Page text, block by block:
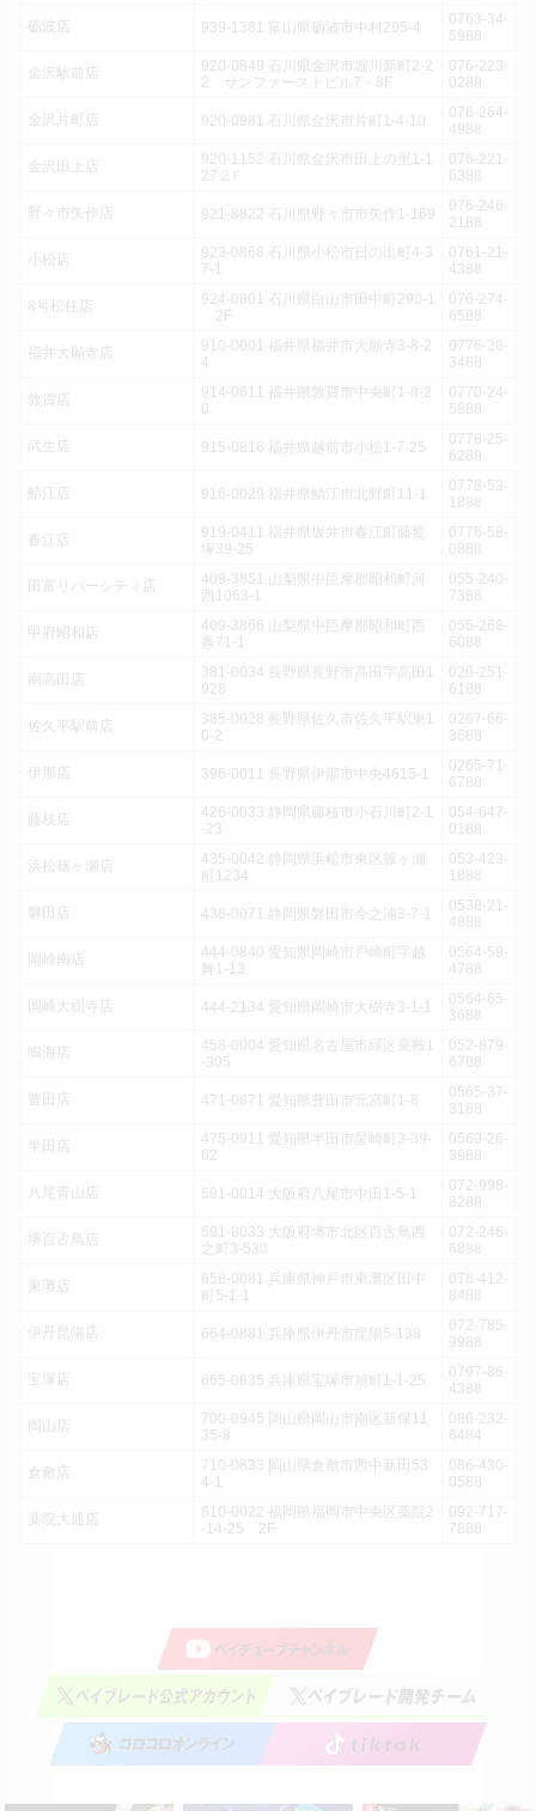
砺波店 939-1381 富山県砺波市中村295-4
0763-34-
5988
金沢駅前店
920-0849 石川県金沢市堀川新町2-2
2 サンファーストビル7・8F
076-223-
0288
金沢片町店 920-0981 石川県金沢市片町1-4-10
076-264-
4988
金沢田上店
920-1152 石川県金沢市田上の里1-1
27 2Ｆ
076-221-
6388
野々市矢作店 921-8822 石川県野々市市矢作1-169
076-246-
2188
小松店
923-0868 石川県小松市日の出町4-3
7-1
0761-21-
4388
8号松任店
924-0801 石川県白山市田中町290-1
2F
076-274-
6588
福井大願寺店
910-0001 福井県福井市大願寺3-8-2
4
0776-28-
3488
敦賀店
914-0811 福井県敦賀市中央町1-8-2
0
0770-24-
5888
武生店 915-0816 福井県越前市小松1-7-25
0778-25-
6288
鯖江店 916-0029 福井県鯖江市北野町11-1
0778-53-
1888
春江店
919-0411 福井県坂井市春江町藤鷲
塚39-25
0776-58-
0888
田富リバーシティ店
409-3851 山梨県中巨摩郡昭和町河
西1063-1
055-240-
7388
甲府昭和店
409-3866 山梨県中巨摩郡昭和町西
条71-1
055-268-
6088
南高田店
381-0034 長野県長野市高田字高田1
928
026-251-
6188
佐久平駅前店
385-0028 長野県佐久市佐久平駅東1
0-2
0267-66-
3688
伊那店 396-0011 長野県伊那市中央4615-1
0265-71-
6788
藤枝店
426-0033 静岡県藤枝市小石川町2-1
-23
054-647-
0188
浜松篠ヶ瀬店
435-0042 静岡県浜松市東区篠ヶ瀬
町1234
053-423-
1888
磐田店 438-0071 静岡県磐田市今之浦3-7-1
0538-21-
4888
岡崎南店
444-0840 愛知県岡崎市戸崎町字越
舞1-13
0564-59-
4788
岡崎大樹寺店 444-2134 愛知県岡崎市大樹寺3-1-1
0564-65-
3688
鳴海店
458-0004 愛知県名古屋市緑区乗鞍1
-305
052-879-
6788
豊田店 471-0871 愛知県豊田市元宮町1-8
0565-37-
3188
半田店
475-0911 愛知県半田市星崎町3-39-
62
0569-26-
3988
八尾青山店 581-0014 大阪府八尾市中田1-5-1
072-998-
8288
堺百舌鳥店
591-8033 大阪府堺市北区百舌鳥西
之町3-530
072-246-
6888
東灘店
658-0081 兵庫県神戸市東灘区田中
町5-1-1
078-412-
8488
伊丹昆陽店 664-0881 兵庫県伊丹市昆陽5-138
072-785-
9988
宝塚店 665-0835 兵庫県宝塚市旭町1-1-25
0797-86-
4388
岡山店
700-0945 岡山県岡山市南区新保11
35-8
086-232-
6484
倉敷店
710-0833 岡山県倉敷市西中新田53
4-1
086-430-
0588
薬院大通店
810-0022 福岡県福岡市中央区薬院2
-14-25 2F
092-717-
7888